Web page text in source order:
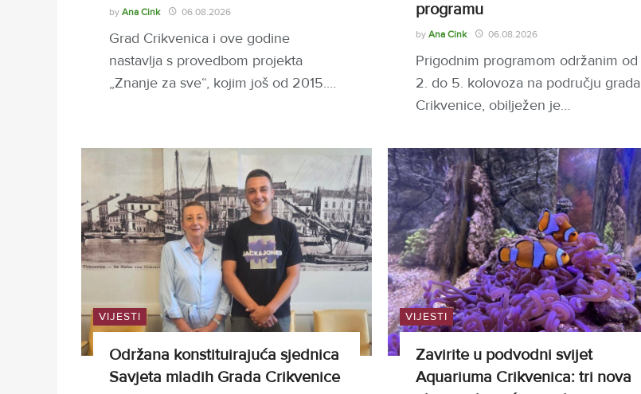
by Ana Cink 06.08.2026
Grad Crikvenica i ove godine
nastavlja s provedbom projekta
„Znanje za sve“, kojim još od 2015.…
programu
by Ana Cink 06.08.2026
Prigodnim programom održanim od
2. do 5. kolovoza na području grada
Crikvenice, obilježen je…
VIJESTI
Održana konstituirajuća sjednica
Savjeta mladih Grada Crikvenice
VIJESTI
Zavirite u podvodni svijet
Aquariuma Crikvenica: tri nova